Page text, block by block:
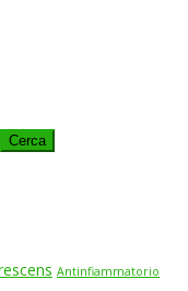
Antinfiammatorio